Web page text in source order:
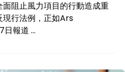
阻止風力項目的行動造成重
現行法例，正如Ars
報道 …